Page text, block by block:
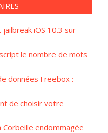
jailbreak iOS 10.3 sur
le nombre de mots
données Freebox :
de choisir votre
endommagée